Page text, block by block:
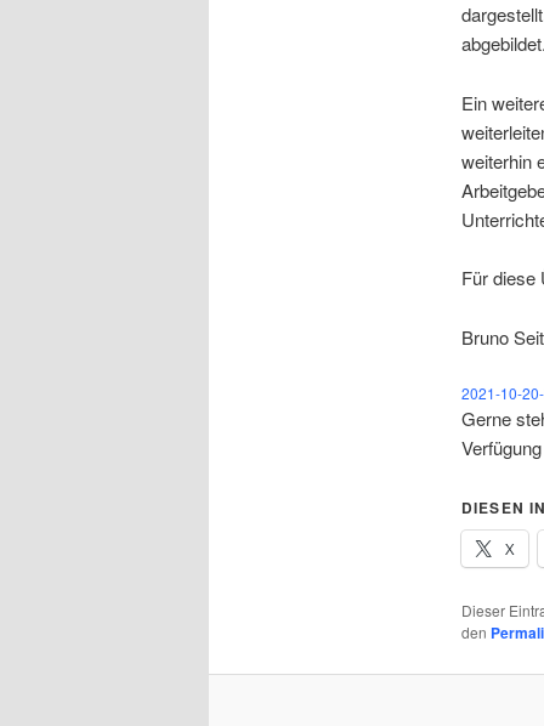
abgebildet.
Ein
weiterhin
Für diese
Bruno
2021-10-
Gerne
Verfügung
DIESEN
X
Dieser
den